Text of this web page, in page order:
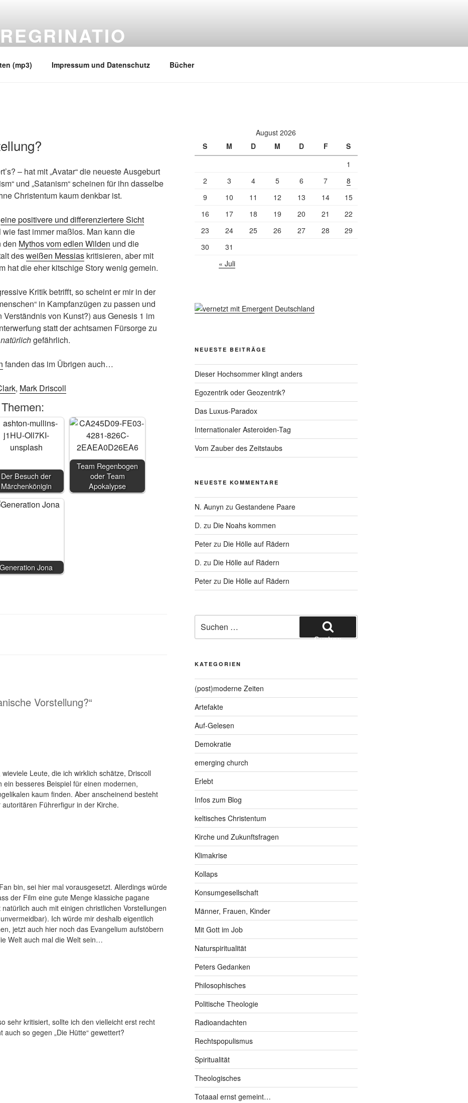
(mp3) Impressum und Datenschutz Bücher
– hat mit „Avatar“ die neueste Ausgeburt
und „Satanism“ scheinen für ihn dasselbe
Christentum kaum denkbar ist.
eine positivere und differenziertere Sicht
fast immer maßlos. Man kann die
den Mythos vom edlen Wilden und die
desweißen Messias kritisieren, aber mit
hat die eher kitschige Story wenig gemein.
Kritik betrifft, so scheint er mir in der
in Kampfanzügen zu passen und
von Kunst?) aus Genesis 1 im
statt der achtsamen Fürsorge zu
natürlichgefährlich.
fanden das im Übrigen auch…
, Mark Driscoll
Der Besuch der
Märchenkönigin
Team Regenbogen
oder Team
Apokalypse
Generation Jona
Vorstellung?“
Leute, die ich wirklich schätze, Driscoll
besseres Beispiel für einen modernen,
kaum finden. Aber anscheinend besteht
Führerfigur in der Kirche.
bin, sei hier mal vorausgesetzt. Allerdings würde
der Film eine gute Menge klassiche pagane
auch mit einigen christlichen Vorstellungen
Ich würde mir deshalb eigentlich
jetzt auch hier noch das Evangelium aufstöbern
Welt auch mal die Welt sein…
sehr kritisiert, sollte ich den vielleicht erst recht
so gegen „Die Hütte“ gewettert?
August 2026
S
M D M D F
S
1
2
3 4 5 6 7
8
9
10 11 12 13 14
15
16
17 18 19 20 21
22
23
24 25 26 27 28
29
30
31
« Juli
NEUESTE BEITRÄGE
Dieser Hochsommer klingt anders
Egozentrik oder Geozentrik?
Das Luxus-Paradox
Internationaler Asteroiden-Tag
Vom Zauber des Zeitstaubs
NEUESTE KOMMENTARE
N. Aunyn zu Gestandene Paare
D. zu Die Noahs kommen
Peterzu Die Hölle auf Rädern
D. zu Die Hölle auf Rädern
Peterzu Die Hölle auf Rädern
nach:
Suchen
KATEGORIEN
(post)moderne Zeiten
Artefakte
Auf-Gelesen
Demokratie
emerging church
Erlebt
Infos zum Blog
keltisches Christentum
Kirche und Zukunftsfragen
Klimakrise
Kollaps
Konsumgesellschaft
Männer, Frauen, Kinder
Mit Gott im Job
Naturspiritualität
Peters Gedanken
Philosophisches
Politische Theologie
Radioandachten
Rechtspopulismus
Spiritualität
Theologisches
Totaaal ernst gemeint…